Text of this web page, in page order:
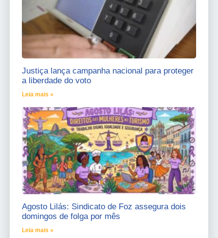
Justiça lança campanha nacional para proteger
a liberdade do voto
Leia mais »
Agosto Lilás: Sindicato de Foz assegura dois
domingos de folga por mês
Leia mais »